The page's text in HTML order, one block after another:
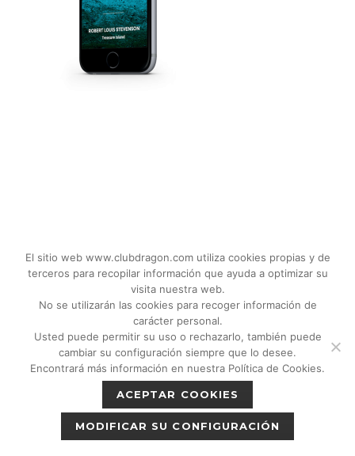
© 2018 - 2026 CLUB DRAGON MADRID |
C/Don Quijote, 5 Semisotano. Madrid (28020)
Política de privacidad|Política de cookies
El sitio web www.clubdragon.com utiliza cookies propias y de
terceros para recopilar información que ayuda a optimizar su
visita nuestra web.
No se utilizarán las cookies para recoger información de
carácter personal.
Usted puede permitir su uso o rechazarlo, también puede
cambiar su configuración siempre que lo desee.
Encontrará más información en nuestra Política de Cookies.
ACEPTAR COOKIES
MODIFICAR SU CONFIGURACIÓN